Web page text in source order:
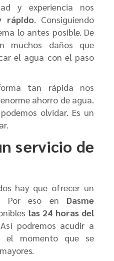
y experiencia nos
rápido. Consiguiendo
lo antes posible. De
muchos daños que
el agua con el paso
tan rápida nos
ahorro de agua.
olvidar. Es un
servicio de
hay que ofrecer un
Por eso en Dasme
las 24 horas del
podremos acudir a
momento que se